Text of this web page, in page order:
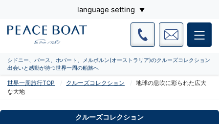
language setting
シドニー、パース、ホバート、メルボルン(オーストラリア)のクルーズコレクション
出会いと感動が待つ世界一周の船旅へ
世界一周旅行TOP クルーズコレクション
地球の息吹に彩られた広大
な大地
クルーズコレクション